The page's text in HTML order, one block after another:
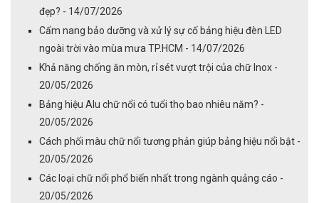
đẹp? - 14/07/2026
Cẩm nang bảo dưỡng và xử lý sự cố bảng hiệu đèn LED
ngoài trời vào mùa mưa TP.HCM - 14/07/2026
Khả năng chống ăn mòn, rỉ sét vượt trội của chữ Inox -
20/05/2026
Bảng hiệu Alu chữ nổi có tuổi thọ bao nhiêu năm? -
20/05/2026
Cách phối màu chữ nổi tương phản giúp bảng hiệu nổi bật -
20/05/2026
Các loại chữ nổi phổ biến nhất trong ngành quảng cáo -
20/05/2026